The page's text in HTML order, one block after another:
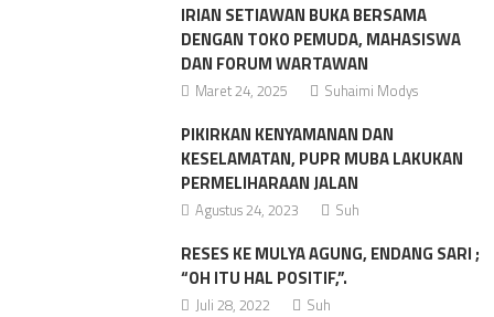
IRIAN SETIAWAN BUKA BERSAMA
DENGAN TOKO PEMUDA, MAHASISWA
DAN FORUM WARTAWAN
Maret 24, 2025 Suhaimi Modys
PIKIRKAN KENYAMANAN DAN
KESELAMATAN, PUPR MUBA LAKUKAN
PERMELIHARAAN JALAN
Agustus 24, 2023 Suh
RESES KE MULYA AGUNG, ENDANG SARI ;
“OH ITU HAL POSITIF,”.
Juli 28, 2022 Suh